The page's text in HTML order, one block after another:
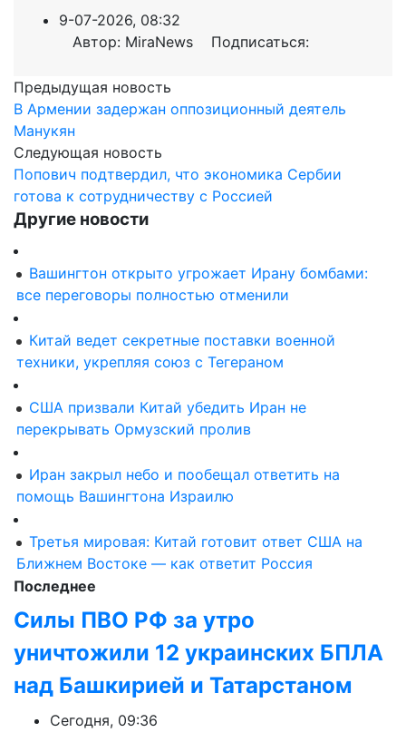
9-07-2026, 08:32
Автор: MiraNews Подписаться:
Предыдущая новость
В Армении задержан оппозиционный деятель
Манукян
Следующая новость
Попович подтвердил, что экономика Сербии
готова к сотрудничеству с Россией
Другие новости
Вашингтон открыто угрожает Ирану бомбами:
все переговоры полностью отменили
Китай ведет секретные поставки военной
техники, укрепляя союз с Тегераном
США призвали Китай убедить Иран не
перекрывать Ормузский пролив
Иран закрыл небо и пообещал ответить на
помощь Вашингтона Израилю
Третья мировая: Китай готовит ответ США на
Ближнем Востоке — как ответит Россия
Последнее
Силы ПВО РФ за утро
уничтожили 12 украинских БПЛА
над Башкирией и Татарстаном
Сегодня, 09:36